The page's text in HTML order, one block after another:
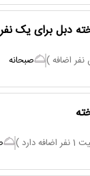
دبل برای یک نفر
اضافه ) صبحانه
دارد )